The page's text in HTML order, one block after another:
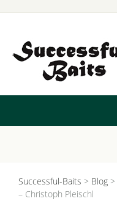
Successful-Baits > Blog >
– Christoph Pleischl